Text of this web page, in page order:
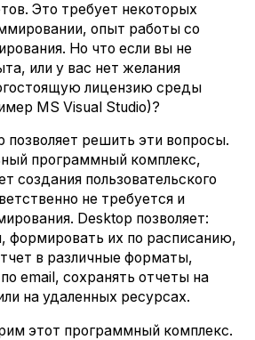
Это требует некоторых
опыт работы со
Но что если вы не
или у вас нет желания
лицензию среды
MS Visual Studio)?
позволяет решить эти вопросы.
программный комплекс,
создания пользовательского
не требуется и
Desktop позволяет:
формировать их по расписанию,
в различные форматы,
email, сохранять отчеты на
на удаленных ресурсах.
этот программный комплекс.